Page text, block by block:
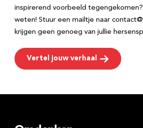
inspirerend voorbeeld
weten! Stuur een mailtje naar
krijgen geen genoeg van jullie
Vertel jouw verhaal